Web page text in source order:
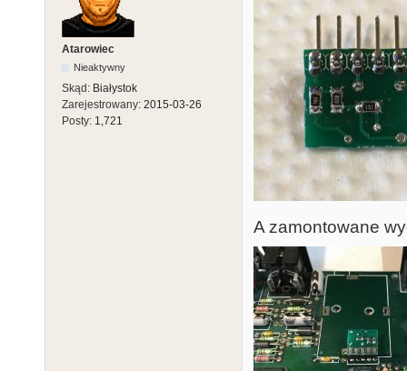
Atarowiec
Nieaktywny
Skąd: Białystok
Zarejestrowany: 2015-03-26
Posty: 1,721
A zamontowane